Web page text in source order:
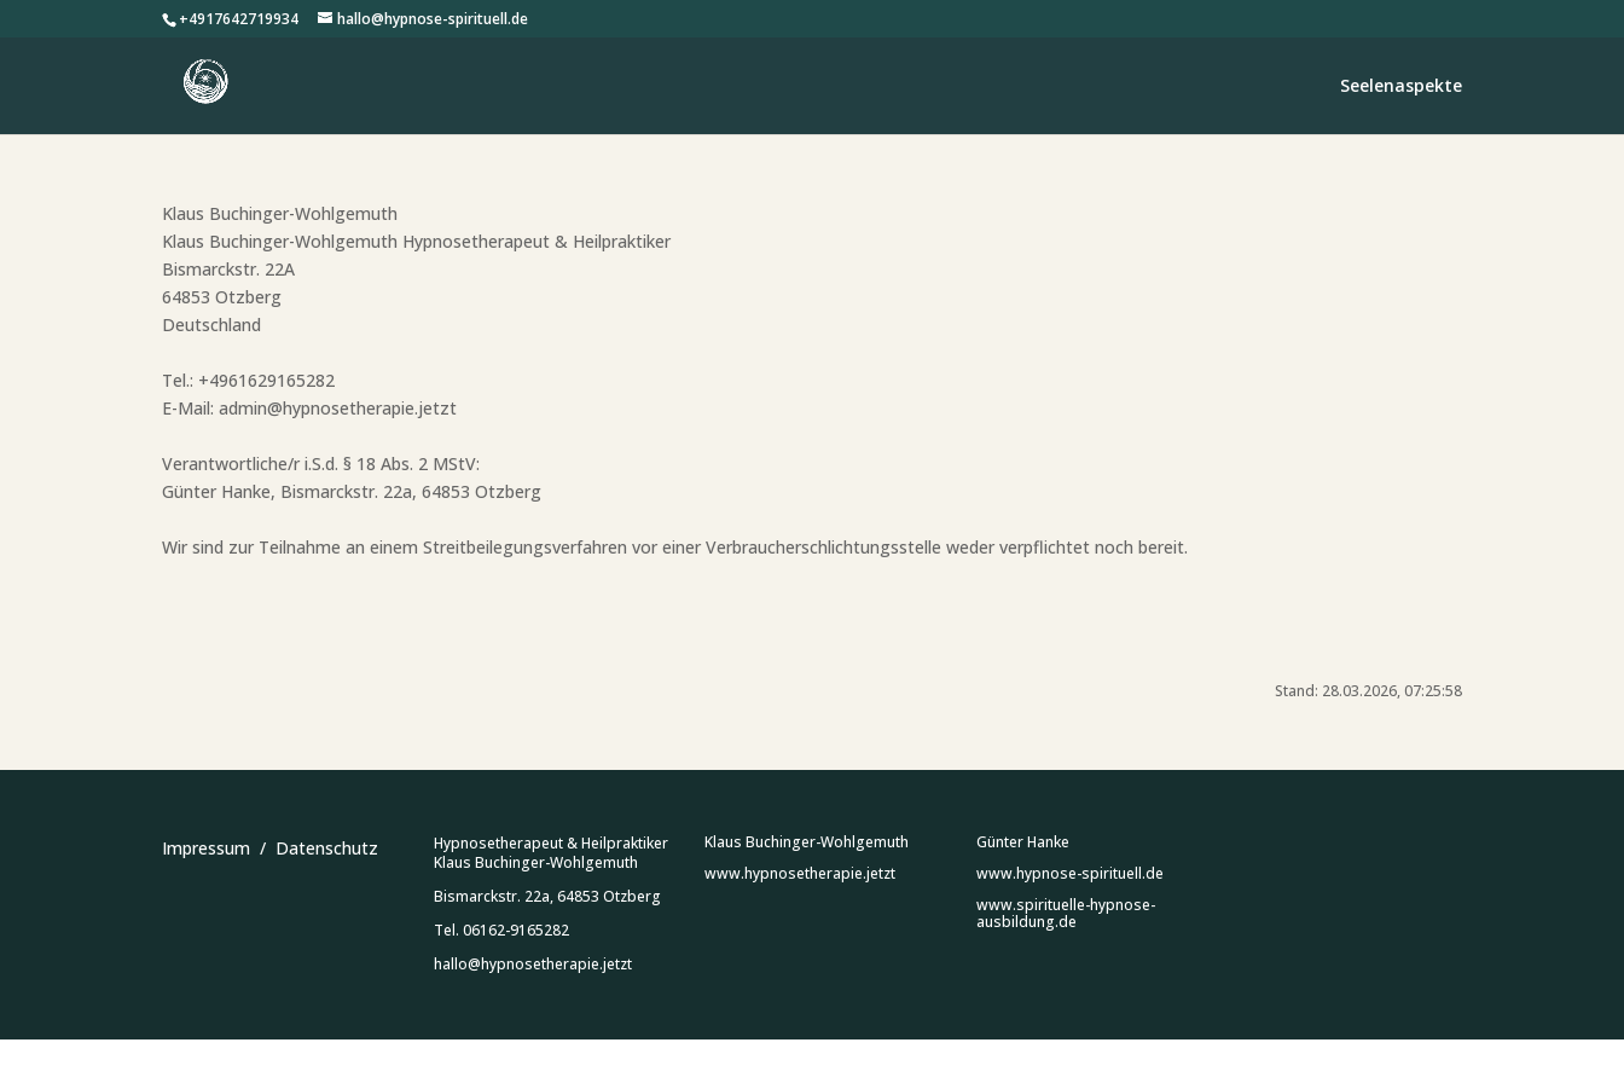
+4917642719934 hallo@hypnose-spirituell.de
Seelenaspekte
Klaus Buchinger-Wohlgemuth
Klaus Buchinger-Wohlgemuth Hypnosetherapeut & Heilpraktiker
Bismarckstr. 22A
64853 Otzberg
Deutschland
Tel.: +4961629165282
E-Mail: admin@hypnosetherapie.jetzt
Verantwortliche/r i.S.d. § 18 Abs. 2 MStV:
Günter Hanke, Bismarckstr. 22a, 64853 Otzberg
Wir sind zur Teilnahme an einem Streitbeilegungsverfahren vor einer Verbraucherschlichtungsstelle weder verpflichtet noch bereit.
Stand: 28.03.2026, 07:25:58
Impressum/ Datenschutz
Hypnosetherapeut & Heilpraktiker
Klaus Buchinger-Wohlgemuth
Bismarckstr. 22a, 64853 Otzberg
Tel. 06162-9165282
hallo@hypnosetherapie.jetzt
Klaus Buchinger-Wohlgemuth
www.hypnosetherapie.jetzt
Günter Hanke
www.hypnose-spirituell.de
www.spirituelle-hypnose-
ausbildung.de